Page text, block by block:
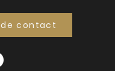
contact